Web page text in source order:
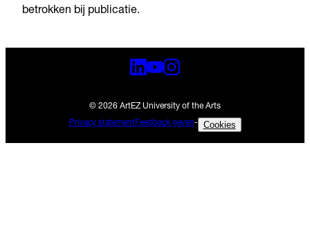
betrokken bij publicatie.
© 2026 ArtEZ University of the Arts
Privacy statementFeedback geven- Cookies